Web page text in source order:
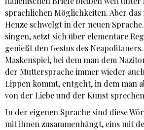
sprachlichen Möglichkeiten. Aber das
Henze schwelgt in der neuen
singen, setzt sich über elementare
genießt den Gestus des
Maskenspiel, bei dem man dem
der Muttersprache immer wieder
Lippen kommt, entgeht, in dem man
von der Liebe und der Kunst
In der eigenen Sprache sind diese
mit ihnen zusammenhängt, eins mit